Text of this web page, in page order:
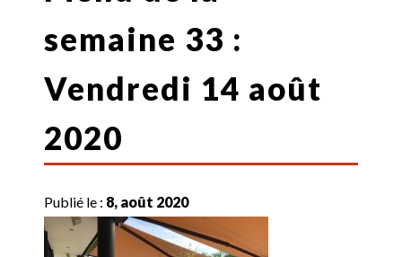
semaine 33 :
Vendredi 14 août
2020
Publié le : 8, août 2020